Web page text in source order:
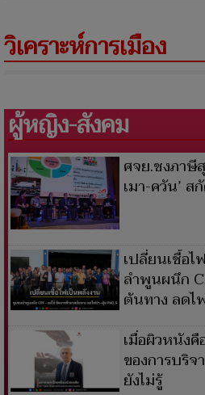
วิเคราะห์การเมือง
ผู้หญิง-สังคม
ศจย.ชงภาษี
เมา-ควัน’ ส
เปลี่ยนเชื้อ
ลำพูนผนึก
ต้นทาง ลดไ
เมื่อผิวหนัง
ของการบริจ
ยังไม่รู้